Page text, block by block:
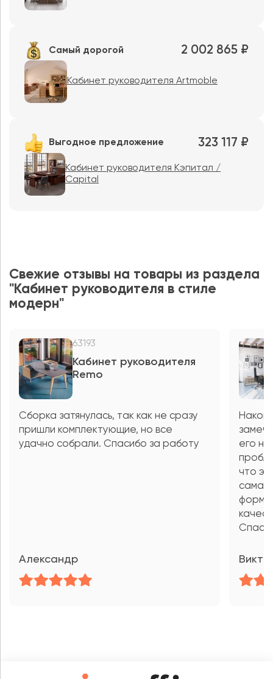
Самый дорогой 2 002 865 ₽
Кабинет руководителя Artmoble
Выгодное предложение 323 117 ₽
Кабинет руководителя Кэпитал /
Capital
Свежие отзывы на товары из раздела
"Кабинет руководителя в стиле
модерн"
63193
Кабинет руководителя
Remo
Сборка затянулась, так как не сразу
пришли комплектующие, но все
удачно собрали. Спасибо за работу
Александр
его
что
сама